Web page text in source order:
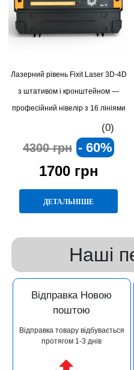
Лазерний рівень Fixit Laser 3D-4D
з штативом і кронштейном —
професійний нівелір з 16 лініями
(0)
4300 грн - 60%
1700 грн
ДЕТАЛЬНІШЕ
Наші
Відправка Новою
поштою
Відправка товару відбувається
протягом 1-3 днів